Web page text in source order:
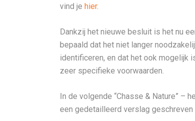
vind je hier.
Dankzij het nieuwe besluit is het nu
bepaald dat het niet langer
identificeren, en dat het ook mogelijk
zeer specifieke voorwaarden.
In de volgende “Chasse & Nature” –
een gedetailleerd verslag